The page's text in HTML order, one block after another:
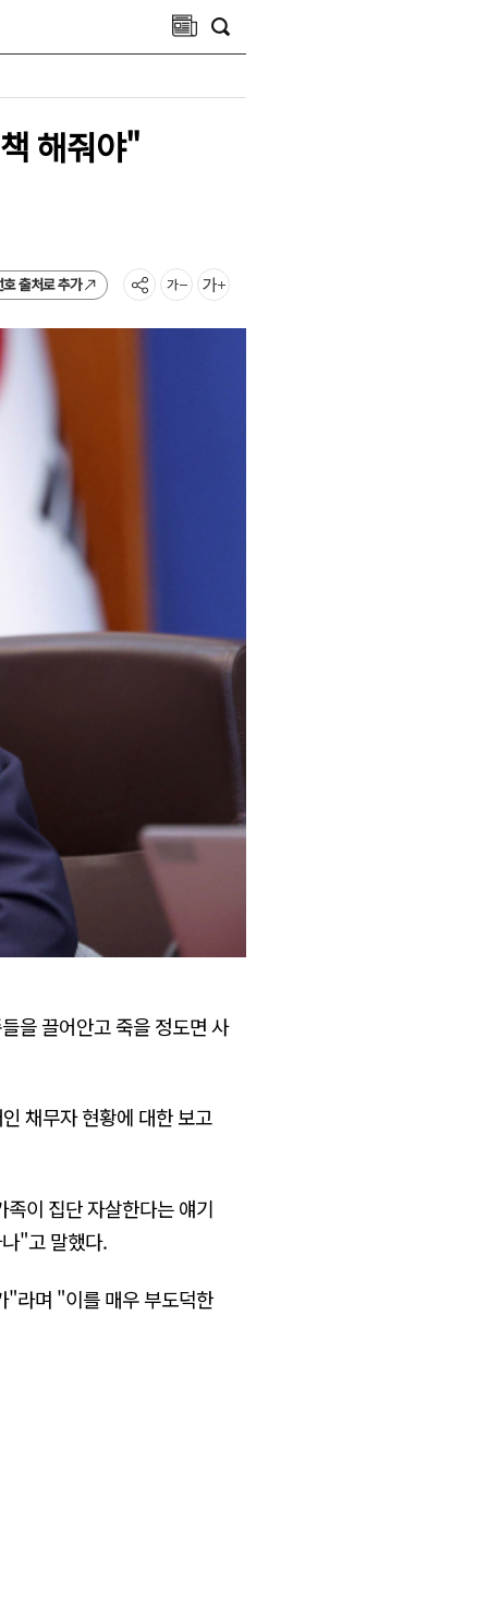
해줘야"
출처로 추가
을 끌어안고 죽을 정도면 사
채무자 현황에 대한 보고
이 집단 자살한다는 얘기
"고 말했다.
"라며 "이를 매우 부도덕한